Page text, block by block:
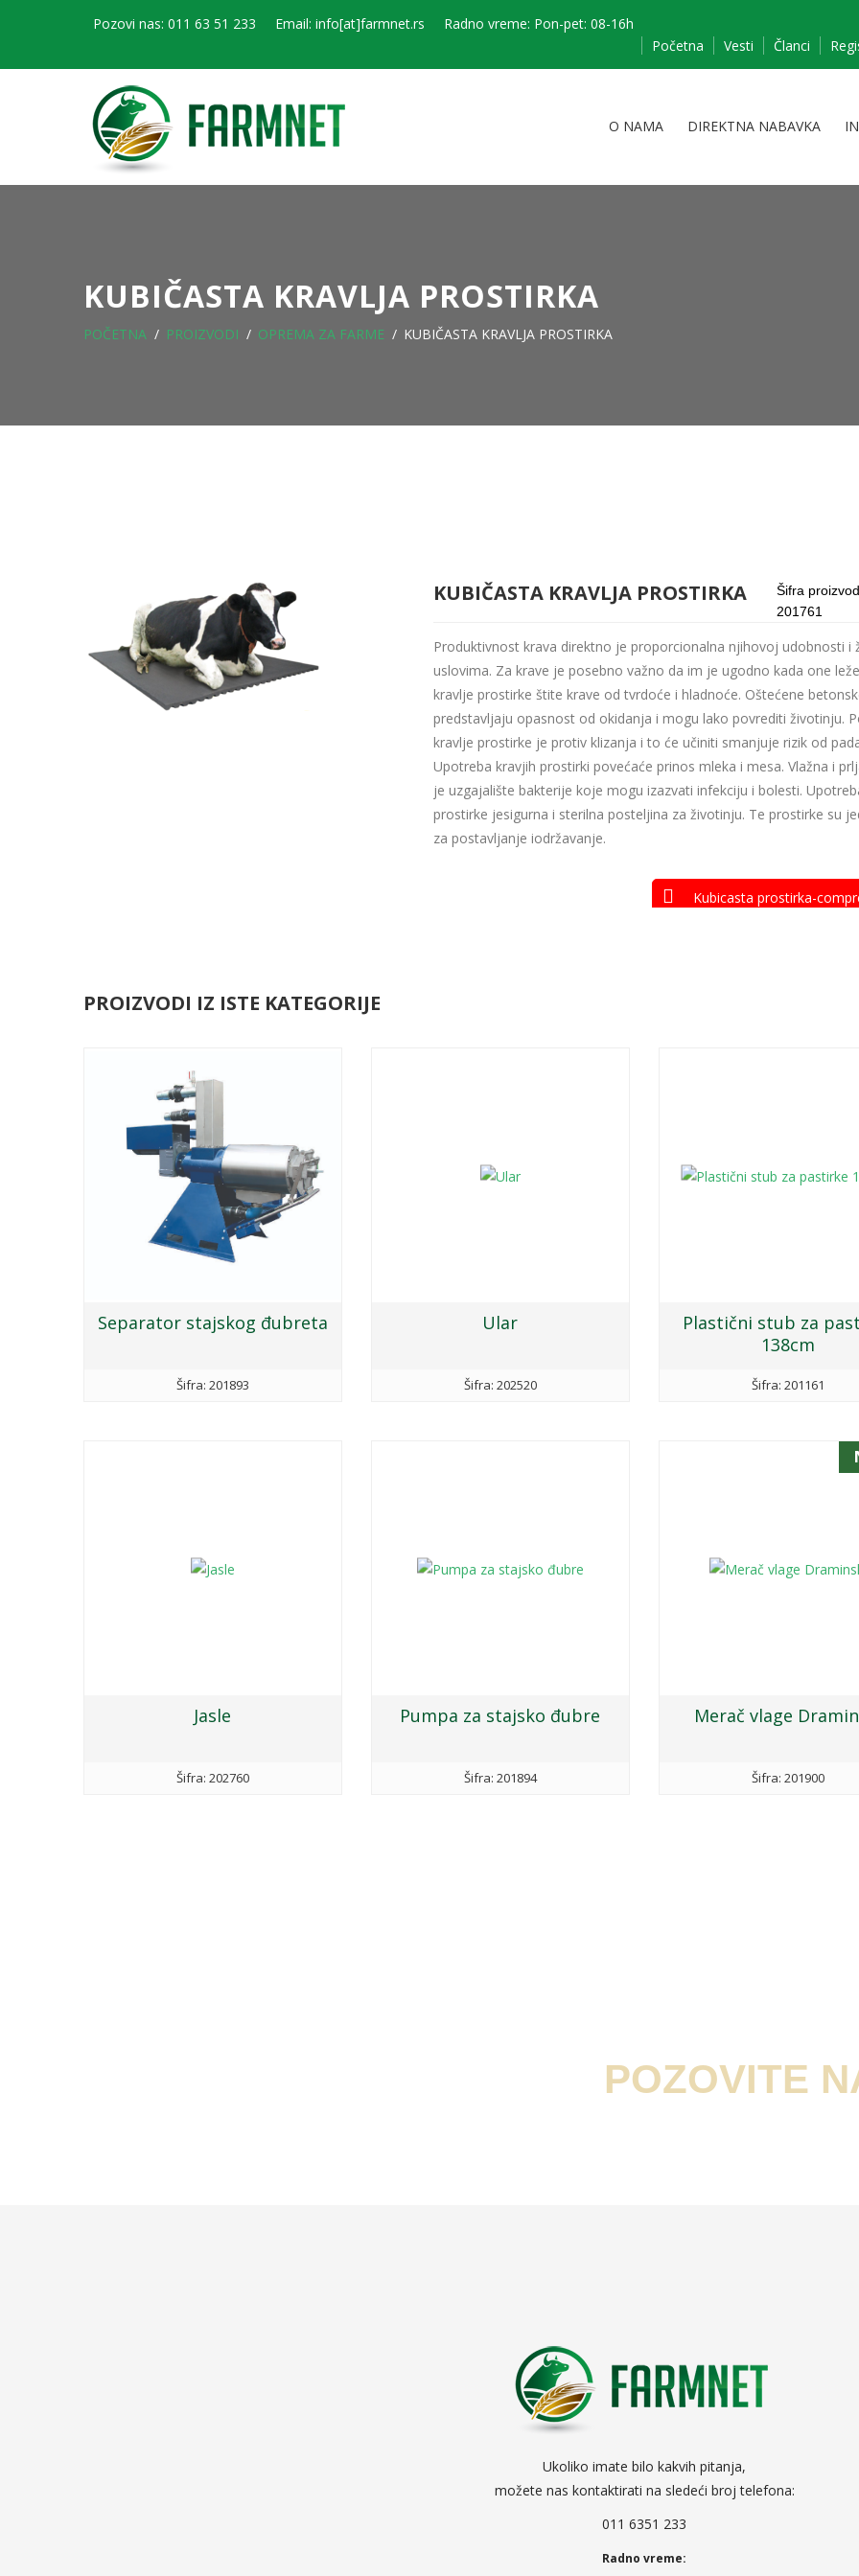
Pozovi nas: 011 63 51 233 Email: info[at]farmnet.rs
Radno vreme: Pon-pet: 08-16h
Početna
Vesti Članci
O NAMA DIREKTNA NABAVKA
KUBIČASTA KRAVLJA PROSTIRKA
POČETNA PROIZVODI OPREMA ZA FARME KUBIČASTA KRAVLJA PROSTIRKA
KUBIČASTA KRAVLJA PROSTIRKA
Šifra
201761
Produktivnost krava direktno je proporcionalna njihovoj udobnosti i
uslovima. Za krave je posebno važno da im je ugodno kada one
kravlje prostirke štite krave od tvrdoće i hladnoće. Oštećene
predstavljaju opasnost od okidanja i mogu lako povrediti životinju.
kravlje prostirke je protiv klizanja i to će učiniti smanjuje rizik od
Upotreba kravjih prostirki povećaće prinos mleka i mesa. Vlažna i
je uzgajalište bakterije koje mogu izazvati infekciju i bolesti.
prostirke jesigurna i sterilna posteljina za životinju. Te prostirke su
za postavljanje iodržavanje.
Kubicasta prostirka-
PROIZVODI IZ ISTE KATEGORIJE
Separator stajskog đubreta
Šifra: 201893
Ular
Šifra: 202520
Plastični stub za
138cm
Šifra: 201161
Jasle
Šifra: 202760
Pumpa za stajsko đubre
Šifra: 201894
Merač vlage
Šifra: 201900
POZOVITE
Ukoliko imate bilo kakvih pitanja,
možete nas kontaktirati na sledeći broj telefona:
011 6351 233
Radno vreme: